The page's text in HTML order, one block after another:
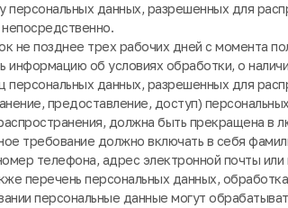
персональных данных, разрешенных для
не позднее трех рабочих дней с момента
информацию об условиях обработки, о
персональных данных, разрешенных для
предоставление, доступ)
должна быть прекращена в
требование должно включать в себя
телефона, адрес электронной почты или
перечень персональных данных,
персональные данные могут